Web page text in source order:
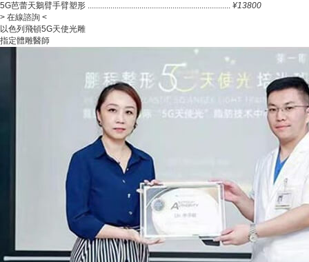
5G芭蕾天鵝臂手臂塑形 ..................................................................... ¥13800
> 在線諮詢 <
以色列飛頓5G天使光雕
指定體雕醫師